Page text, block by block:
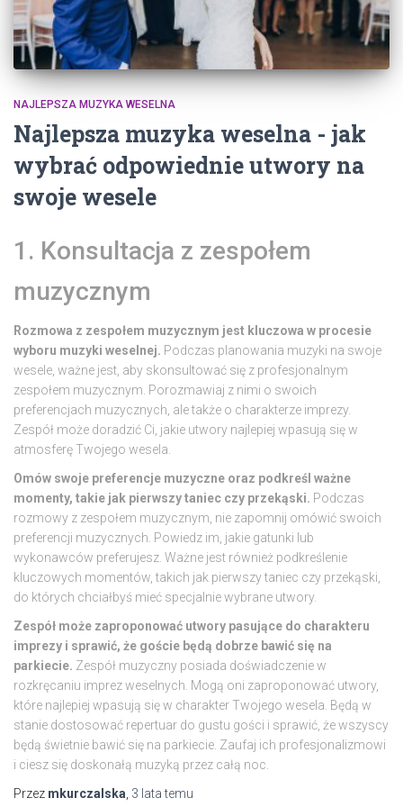
NAJLEPSZA MUZYKA WESELNA
Najlepsza muzyka weselna - jak
wybrać odpowiednie utwory na
swoje wesele
1. Konsultacja z zespołem
muzycznym
Rozmowa z zespołem muzycznym jest kluczowa w procesie
wyboru muzyki weselnej. Podczas planowania muzyki na swoje
wesele, ważne jest, aby skonsultować się z profesjonalnym
zespołem muzycznym. Porozmawiaj z nimi o swoich
preferencjach muzycznych, ale także o charakterze imprezy.
Zespół może doradzić Ci, jakie utwory najlepiej wpasują się w
atmosferę Twojego wesela.
Omów swoje preferencje muzyczne oraz podkreśl ważne
momenty, takie jak pierwszy taniec czy przekąski. Podczas
rozmowy z zespołem muzycznym, nie zapomnij omówić swoich
preferencji muzycznych. Powiedz im, jakie gatunki lub
wykonawców preferujesz. Ważne jest również podkreślenie
kluczowych momentów, takich jak pierwszy taniec czy przekąski,
do których chciałbyś mieć specjalnie wybrane utwory.
Zespół może zaproponować utwory pasujące do charakteru
imprezy i sprawić, że goście będą dobrze bawić się na
parkiecie. Zespół muzyczny posiada doświadczenie w
rozkręcaniu imprez weselnych. Mogą oni zaproponować utwory,
które najlepiej wpasują się w charakter Twojego wesela. Będą w
stanie dostosować repertuar do gustu gości i sprawić, że wszyscy
będą świetnie bawić się na parkiecie. Zaufaj ich profesjonalizmowi
i ciesz się doskonałą muzyką przez całą noc.
Przez mkurczalska 3 latatemu